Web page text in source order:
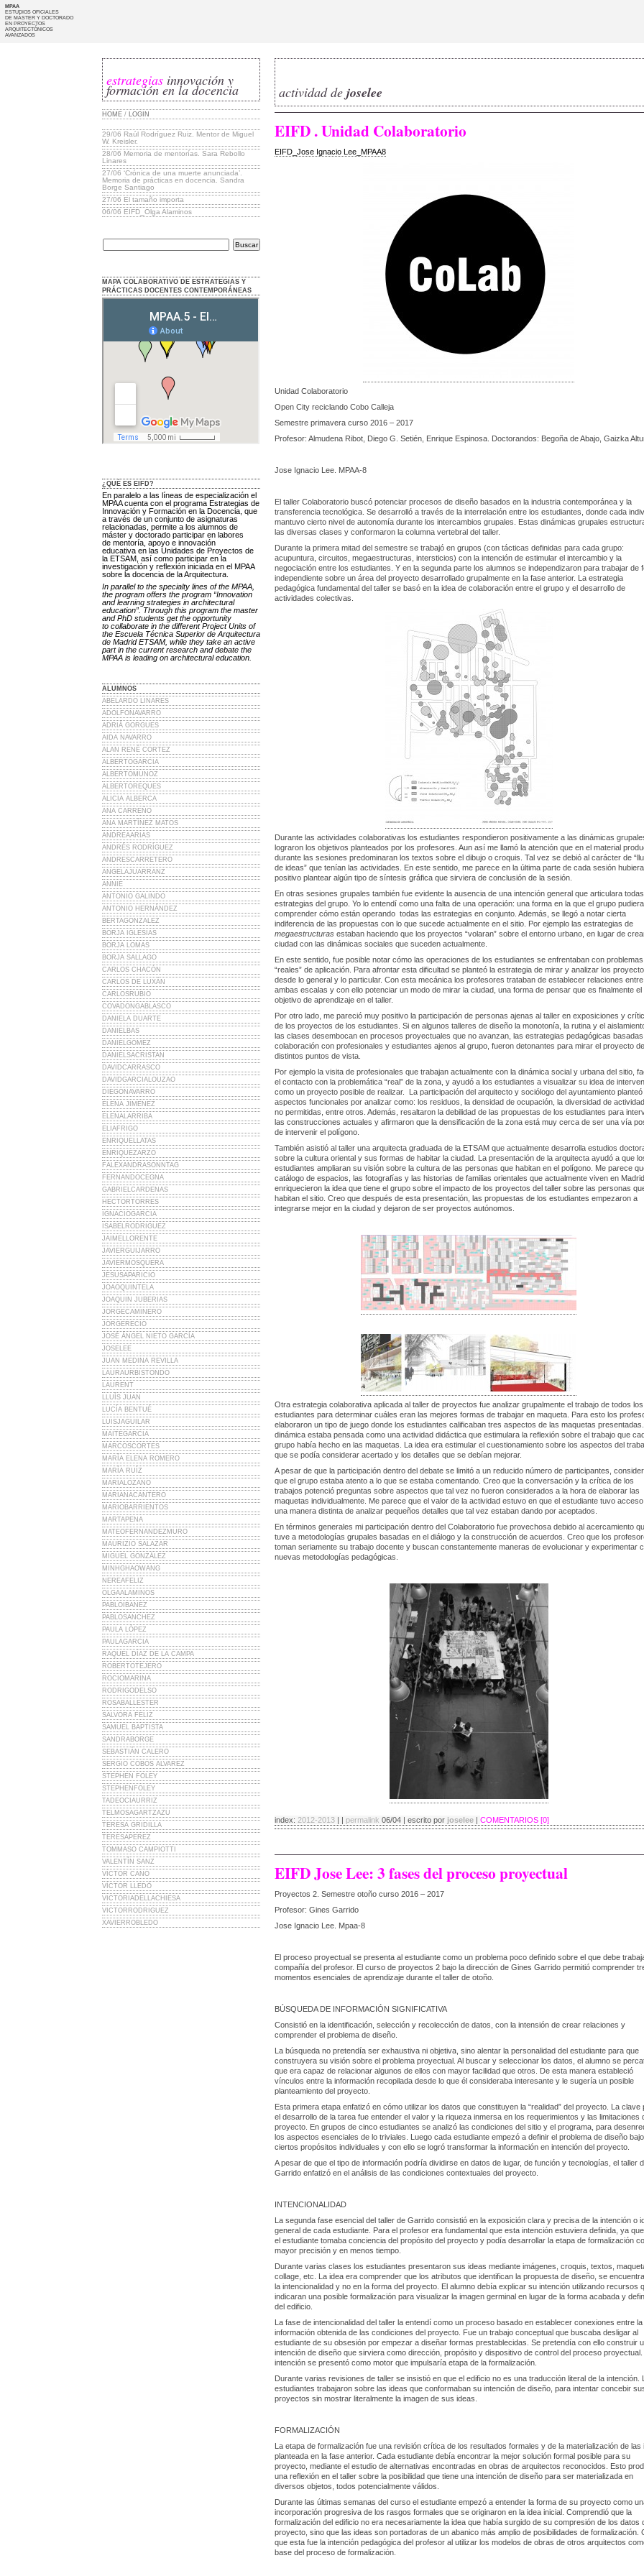
MPAA
ESTUDIOS OFICIALES
DE MÁSTER Y DOCTORADO
EN PROYECTOS
ARQUITECTÓNICOS
AVANZADOS
estrategias innovación y
formación en la docencia
HOME / LOGIN
29/06 Raúl Rodríguez Ruiz. Mentor de Miguel
W. Kreisler.
28/06 Memoria de mentorías. Sara Rebollo
Linares
27/06 ‘Crónica de una muerte anunciada’.
Memoria de prácticas en docencia. Sandra
Borge Santiago
27/06 El tamaño importa
06/06 EIFD_Olga Alaminos
MAPA COLABORATIVO DE ESTRATEGIAS Y
PRÁCTICAS DOCENTES CONTEMPORÁNEAS
¿QUÉ ES EIFD?
En paralelo a las líneas de especialización el
MPAA cuenta con el programa Estrategias de
Innovación y Formación en la Docencia, que
a través de un conjunto de asignaturas
relacionadas, permite a los alumnos de
máster y doctorado participar en labores
de mentoría, apoyo e innovación
educativa en las Unidades de Proyectos de
la ETSAM, así como participar en la
investigación y reflexión iniciada en el MPAA
sobre la docencia de la Arquitectura.
In parallel to the specialty lines of the MPAA,
the program offers the program “Innovation
and learning strategies in architectural
education”. Through this program the master
and PhD students get the opportunity
to collaborate in the different Project Units of
the Escuela Técnica Superior de Arquitectura
de Madrid ETSAM, while they take an active
part in the current research and debate the
MPAA is leading on architectural education.
ALUMNOS
ABELARDO LINARES
ADOLFONAVARRO
ADRIÁ GORGUES
AIDA NAVARRO
ALAN RENÉ CORTEZ
ALBERTOGARCIA
ALBERTOMUNOZ
ALBERTOREQUES
ALICIA ALBERCA
ANA CARREÑO
ANA MARTÍNEZ MATOS
ANDREAARIAS
ANDRÉS RODRÍGUEZ
ANDRESCARRETERO
ANGELAJUARRANZ
ANNIE
ANTONIO GALINDO
ANTONIO HERNÁNDEZ
BERTAGONZALEZ
BORJA IGLESIAS
BORJA LOMAS
BORJA SALLAGO
CARLOS CHACÓN
CARLOS DE LUXÁN
CARLOSRUBIO
COVADONGABLASCO
DANIELA DUARTE
DANIELBAS
DANIELGOMEZ
DANIELSACRISTAN
DAVIDCARRASCO
DAVIDGARCIALOUZAO
DIEGONAVARRO
ELENA JIMENEZ
ELENALARRIBA
ELIAFRIGO
ENRIQUELLATAS
ENRIQUEZARZO
FALEXANDRASONNTAG
FERNANDOCEGNA
GABRIELCARDENAS
HECTORTORRES
IGNACIOGARCIA
ISABELRODRIGUEZ
JAIMELLORENTE
JAVIERGUIJARRO
JAVIERMOSQUERA
JESUSAPARICIO
JOAOQUINTELA
JOAQUIN JUBERIAS
JORGECAMINERO
JORGERECIO
JOSÉ ÁNGEL NIETO GARCÍA
JOSELEE
JUAN MEDINA REVILLA
LAURAURBISTONDO
LAURENT
LLUÍS JUAN
LUCÍA BENTUÉ
LUISJAGUILAR
MAITEGARCIA
MARCOSCORTES
MARÍA ELENA ROMERO
MARÍA RUÍZ
MARIALOZANO
MARIANACANTERO
MARIOBARRIENTOS
MARTAPENA
MATEOFERNANDEZMURO
MAURIZIO SALAZAR
MIGUEL GONZÁLEZ
MINHGHAOWANG
NEREAFELIZ
OLGAALAMINOS
PABLOIBANEZ
PABLOSANCHEZ
PAULA LÓPEZ
PAULAGARCIA
RAQUEL DÍAZ DE LA CAMPA
ROBERTOTEJERO
ROCIOMARINA
RODRIGODELSO
ROSABALLESTER
SALVORA FELIZ
SAMUEL BAPTISTA
SANDRABORGE
SEBASTIÁN CALERO
SERGIO COBOS ALVAREZ
STEPHEN FOLEY
STEPHENFOLEY
TADEOCIAURRIZ
TELMOSAGARTZAZU
TERESA GRIDILLA
TERESAPEREZ
TOMMASO CAMPIOTTI
VALENTÍN SANZ
VÍCTOR CANO
VÍCTOR LLEDÓ
VICTORIADELLACHIESA
VICTORRODRIGUEZ
XAVIERROBLEDO
actividad de joselee
EIFD . Unidad Colaboratorio
EIFD_Jose Ignacio Lee_MPAA8
Unidad Colaboratorio
Open City reciclando Cobo Calleja
Semestre primavera curso 2016 – 2017
Profesor: Almudena Ribot, Diego G. Setién, Enrique Espinosa. Doctorandos: Begoña de Abajo, Gaizka
Jose Ignacio Lee. MPAA-8
El taller Colaboratorio buscó potenciar procesos de diseño basados en la industria contemporánea y la
transferencia tecnológica. Se desarrolló a través de la interrelación entre los estudiantes, donde cada
mantuvo cierto nivel de autonomía durante los intercambios grupales. Estas dinámicas grupales
las diversas clases y conformaron la columna vertebral del taller.
Durante la primera mitad del semestre se trabajó en grupos (con tácticas definidas para cada grupo:
acupuntura, circuitos, megaestructuras, intersticios) con la intención de estimular el intercambio y la
negociación entre los estudiantes. Y en la segunda parte los alumnos se independizaron para trabajar de
independiente sobre un área del proyecto desarrollado grupalmente en la fase anterior. La estrategia
pedagógica fundamental del taller se basó en la idea de colaboración entre el grupo y el desarrollo de
actividades colectivas.
Durante las actividades colaborativas los estudiantes respondieron positivamente a las dinámicas
lograron los objetivos planteados por los profesores. Aun así me llamó la atención que en el material
durante las sesiones predominaran los textos sobre el dibujo o croquis. Tal vez se debió al carácter de
de ideas” que tenían las actividades. En este sentido, me parece en la última parte de cada sesión
positivo plantear algún tipo de síntesis gráfica que sirviera de conclusión de la sesión.
En otras sesiones grupales también fue evidente la ausencia de una intención general que articulara
estrategias del grupo. Yo lo entendí como una falta de una operación: una forma en la que el grupo pudiera
comprender cómo están operando todas las estrategias en conjunto. Además, se llegó a notar cierta
indiferencia de las propuestas con lo que sucede actualmente en el sitio. Por ejemplo las estrategias de
megaestructuras estaban haciendo que los proyectos “volaran” sobre el entorno urbano, en lugar de
ciudad con las dinámicas sociales que suceden actualmente.
En este sentido, fue posible notar cómo las operaciones de los estudiantes se enfrentaban con problemas
“reales” de aplicación. Para afrontar esta dificultad se planteó la estrategia de mirar y analizar los
desde lo general y lo particular. Con esta mecánica los profesores trataban de establecer relaciones entre
ambas escalas y con ello potenciar un modo de mirar la ciudad, una forma de pensar que es finalmente el
objetivo de aprendizaje en el taller.
Por otro lado, me pareció muy positivo la participación de personas ajenas al taller en exposiciones y
de los proyectos de los estudiantes. Si en algunos talleres de diseño la monotonía, la rutina y el
las clases desembocan en procesos proyectuales que no avanzan, las estrategias pedagógicas
colaboración con profesionales y estudiantes ajenos al grupo, fueron detonantes para mirar el proyecto
distintos puntos de vista.
Por ejemplo la visita de profesionales que trabajan actualmente con la dinámica social y urbana del sitio,
el contacto con la problemática “real” de la zona, y ayudó a los estudiantes a visualizar su idea de
como un proyecto posible de realizar. La participación del arquitecto y sociólogo del ayuntamiento planteó
aspectos funcionales por analizar como: los residuos, la densidad de ocupación, la diversidad de
no permitidas, entre otros. Además, resaltaron la debilidad de las propuestas de los estudiantes para
las construcciones actuales y afirmaron que la densificación de la zona está muy cerca de ser una vía
de intervenir el polígono.
También asistió al taller una arquitecta graduada de la ETSAM que actualmente desarrolla estudios
sobre la cultura oriental y sus formas de habitar la ciudad. La presentación de la arquitecta ayudó a que
estudiantes ampliaran su visión sobre la cultura de las personas que habitan en el polígono. Me parece
catálogo de espacios, las fotografías y las historias de familias orientales que actualmente viven en Madrid,
enriquecieron la idea que tiene el grupo sobre el impacto de los proyectos del taller sobre las personas
habitan el sitio. Creo que después de esta presentación, las propuestas de los estudiantes empezaron a
integrarse mejor en la ciudad y dejaron de ser proyectos autónomos.
Otra estrategia colaborativa aplicada al taller de proyectos fue analizar grupalmente el trabajo de todos los
estudiantes para determinar cuáles eran las mejores formas de trabajar en maqueta. Para esto los
elaboraron un tipo de juego donde los estudiantes calificaban tres aspectos de las maquetas
dinámica estaba pensada como una actividad didáctica que estimulara la reflexión sobre el trabajo que
grupo había hecho en las maquetas. La idea era estimular el cuestionamiento sobre los aspectos del
que se podía considerar acertado y los detalles que se debían mejorar.
A pesar de que la participación dentro del debate se limitó a un reducido número de participantes,
que el grupo estaba atento a lo que se estaba comentando. Creo que la conversación y la crítica de los
trabajos potenció preguntas sobre aspectos que tal vez no fueron considerados a la hora de elaborar las
maquetas individualmente. Me parece que el valor de la actividad estuvo en que el estudiante tuvo
una manera distinta de analizar pequeños detalles que tal vez estaban dando por aceptados.
En términos generales mi participación dentro del Colaboratorio fue provechosa debido al acercamiento
tuve a metodologías grupales basadas en el diálogo y la construcción de acuerdos. Creo que los
toman seriamente su trabajo docente y buscan constantemente maneras de evolucionar y experimentar
nuevas metodologías pedagógicas.
index: 2012-2013 | | permalink 06/04 | escrito por joselee | COMENTARIOS [0]
EIFD Jose Lee: 3 fases del proceso proyectual
Proyectos 2. Semestre otoño curso 2016 – 2017
Profesor: Gines Garrido
Jose Ignacio Lee. Mpaa-8
El proceso proyectual se presenta al estudiante como un problema poco definido sobre el que debe
compañía del profesor. El curso de proyectos 2 bajo la dirección de Gines Garrido permitió comprender
momentos esenciales de aprendizaje durante el taller de otoño.
BÚSQUEDA DE INFORMACIÓN SIGNIFICATIVA
Consistió en la identificación, selección y recolección de datos, con la intensión de crear relaciones y
comprender el problema de diseño.
La búsqueda no pretendía ser exhaustiva ni objetiva, sino alentar la personalidad del estudiante para que
construyera su visión sobre el problema proyectual. Al buscar y seleccionar los datos, el alumno se
que era capaz de relacionar algunos de ellos con mayor facilidad que otros. De esta manera estableció
vínculos entre la información recopilada desde lo que él consideraba interesante y le sugería un posible
planteamiento del proyecto.
Esta primera etapa enfatizó en cómo utilizar los datos que constituyen la “realidad” del proyecto. La clave
el desarrollo de la tarea fue entender el valor y la riqueza inmersa en los requerimientos y las limitaciones
proyecto. En grupos de cinco estudiantes se analizó las condiciones del sitio y el programa, para
los aspectos esenciales de lo triviales. Luego cada estudiante empezó a definir el problema de diseño bajo
ciertos propósitos individuales y con ello se logró transformar la información en intención del proyecto.
A pesar de que el tipo de información podría dividirse en datos de lugar, de función y tecnologías, el taller
Garrido enfatizó en el análisis de las condiciones contextuales del proyecto.
INTENCIONALIDAD
La segunda fase esencial del taller de Garrido consistió en la exposición clara y precisa de la intención o
general de cada estudiante. Para el profesor era fundamental que esta intención estuviera definida, ya
el estudiante tomaba conciencia del propósito del proyecto y podía desarrollar la etapa de formalización
mayor precisión y en menos tiempo.
Durante varias clases los estudiantes presentaron sus ideas mediante imágenes, croquis, textos,
collage, etc. La idea era comprender que los atributos que identifican la propuesta de diseño, se
la intencionalidad y no en la forma del proyecto. El alumno debía explicar su intención utilizando recursos
indicaran una posible formalización para visualizar la imagen germinal en lugar de la forma acabada y
del edificio.
La fase de intencionalidad del taller la entendí como un proceso basado en establecer conexiones entre la
información obtenida de las condiciones del proyecto. Fue un trabajo conceptual que buscaba desligar al
estudiante de su obsesión por empezar a diseñar formas prestablecidas. Se pretendía con ello construir
intención de diseño que sirviera como dirección, propósito y dispositivo de control del proceso
intención se presentó como motor que impulsaría etapa de la formalización.
Durante varias revisiones de taller se insistió en que el edificio no es una traducción literal de la intención.
estudiantes trabajaron sobre las ideas que conformaban su intención de diseño, para intentar concebir
proyectos sin mostrar literalmente la imagen de sus ideas.
FORMALIZACIÓN
La etapa de formalización fue una revisión crítica de los resultados formales y de la materialización de las
planteada en la fase anterior. Cada estudiante debía encontrar la mejor solución formal posible para su
proyecto, mediante el estudio de alternativas encontradas en obras de arquitectos reconocidos. Esto
una reflexión en el taller sobre la posibilidad que tiene una intención de diseño para ser materializada en
diversos objetos, todos potencialmente válidos.
Durante las últimas semanas del curso el estudiante empezó a entender la forma de su proyecto como
incorporación progresiva de los rasgos formales que se originaron en la idea inicial. Comprendió que la
formalización del edificio no era necesariamente la idea que había surgido de su compresión de los datos
proyecto, sino que las ideas son portadoras de un abanico más amplio de posibilidades de formalización.
que esta fue la intención pedagógica del profesor al utilizar los modelos de obras de otros arquitectos
base del proceso de formalización.